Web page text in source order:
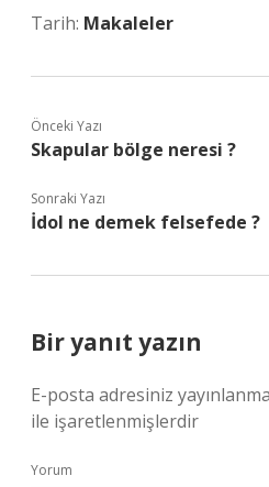
Tarih: Makaleler
Önceki Yazı
Skapular bölge neresi ?
Sonraki Yazı
İdol ne demek felsefede ?
Bir yanıt yazın
E-posta adresiniz
ile işaretlenmişlerdir
Yorum